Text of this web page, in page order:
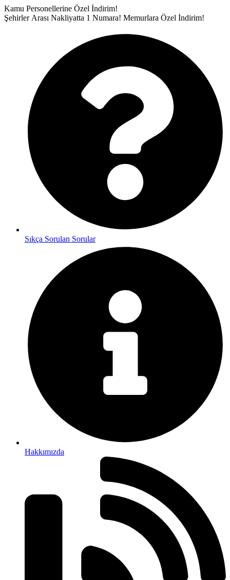
İçeriğe
atla
Kamu Personellerine Özel İndirim!
Şehirler Arası Nakliyatta 1 Numara! Memurlara Özel İndirim!
Sıkça Sorulan Sorular
Hakkımızda